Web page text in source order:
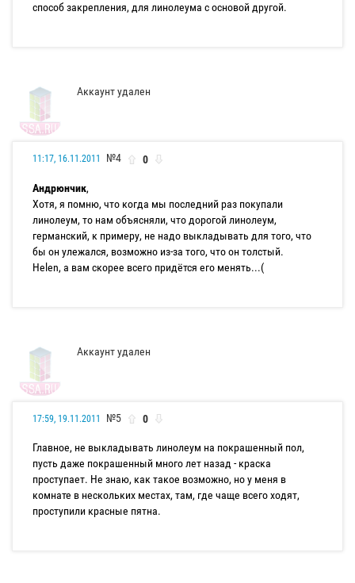
способ закрепления, для линолеума с основой другой.
Аккаунт удален
11:17, 16.11.2011 №4 0
Андрюнчик,
Хотя, я помню, что когда мы последний раз покупали
линолеум, то нам объясняли, что дорогой линолеум,
германский, к примеру, не надо выкладывать для того, что
бы он улежался, возможно из-за того, что он толстый.
Helen, а вам скорее всего придётся его менять...(
Аккаунт удален
17:59, 19.11.2011 №5 0
Главное, не выкладывать линолеум на покрашенный пол,
пусть даже покрашенный много лет назад - краска
проступает. Не знаю, как такое возможно, но у меня в
комнате в нескольких местах, там, где чаще всего ходят,
проступили красные пятна.